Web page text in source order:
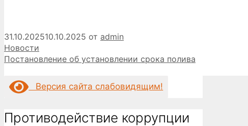
31.10.202510.10.2025 от admin
Рубрики
Новости
Постановление об установлении срока полива
Версия сайта слабовидящим!
Противодействие коррупции